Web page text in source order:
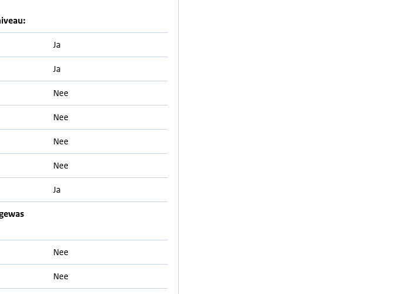
Ja
Ja
Nee
Nee
Nee
Nee
Ja
Nee
Nee